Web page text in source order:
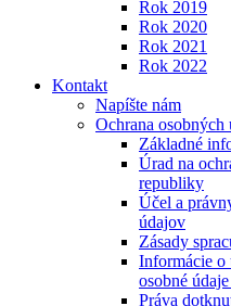
Rok 2019
Rok 2020
Rok 2021
Rok 2022
Kontakt
Napíšte nám
Ochrana osobných
Základné
Úrad na
republiky
Účel a
údajov
Zásady
Informácie o
osobné
Práva